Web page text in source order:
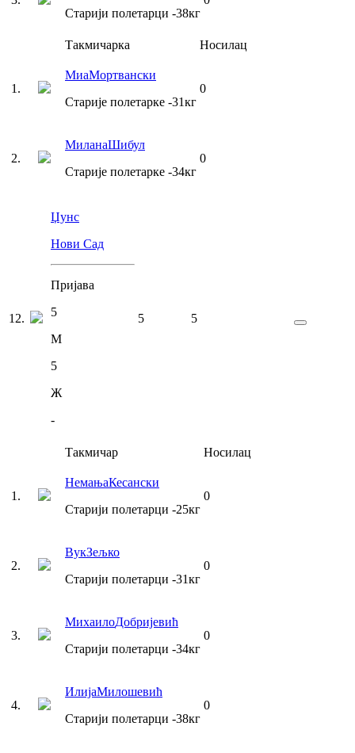
Старији полетарци -38кг
Такмичарка Носилац
1 .
МиаМортвански
Старије полетарке -31кг
0
2.
МиланаШибул
Старије полетарке -34кг
0
12.
Џунс
Нови Сад
Пријава
5
М
5
Ж
-
5 5
Такмичар Носилац
1 .
НемањаКесански
Старији полетарци -25кг
0
2.
ВукЗељко
Старији полетарци -31кг
0
3.
МихаилоДобријевић
Старији полетарци -34кг
0
4.
ИлијаМилошевић
Старији полетарци -38кг
0